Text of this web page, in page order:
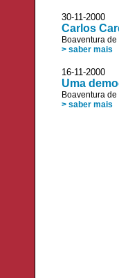
30-11-
Carlos
Boaventura
> saber mais
16-11-
Uma
Boaventura
> saber mais